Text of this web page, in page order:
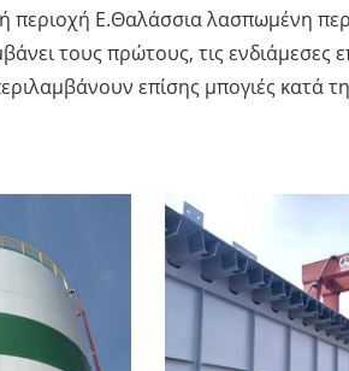
περιοχή Ε.Θαλάσσια λασπωμένη
τους πρώτους, τις ενδιάμεσες
επίσης μπογιές κατά